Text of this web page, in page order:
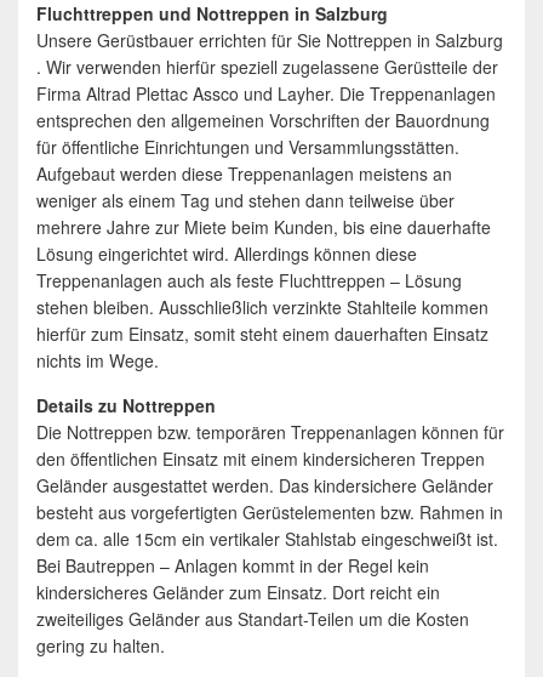
Fluchttreppen und Nottreppen in Salzburg
Unsere Gerüstbauer errichten für Sie Nottreppen in Salzburg
. Wir verwenden hierfür speziell zugelassene Gerüstteile der
Firma Altrad Plettac Assco und Layher. Die Treppenanlagen
entsprechen den allgemeinen Vorschriften der Bauordnung
für öffentliche Einrichtungen und Versammlungsstätten.
Aufgebaut werden diese Treppenanlagen meistens an
weniger als einem Tag und stehen dann teilweise über
mehrere Jahre zur Miete beim Kunden, bis eine dauerhafte
Lösung eingerichtet wird. Allerdings können diese
Treppenanlagen auch als feste Fluchttreppen – Lösung
stehen bleiben. Ausschließlich verzinkte Stahlteile kommen
hierfür zum Einsatz, somit steht einem dauerhaften Einsatz
nichts im Wege.
Details zu Nottreppen
Die Nottreppen bzw. temporären Treppenanlagen können für
den öffentlichen Einsatz mit einem kindersicheren Treppen
Geländer ausgestattet werden. Das kindersichere Geländer
besteht aus vorgefertigten Gerüstelementen bzw. Rahmen in
dem ca. alle 15cm ein vertikaler Stahlstab eingeschweißt ist.
Bei Bautreppen – Anlagen kommt in der Regel kein
kindersicheres Geländer zum Einsatz. Dort reicht ein
zweiteiliges Geländer aus Standart-Teilen um die Kosten
gering zu halten.